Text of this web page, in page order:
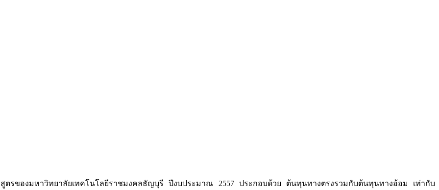
ตรของมหาวิทยาลัยเทคโนโลยีราชมงคลธัญบุรี ปีงบประมาณ 2557 ประกอบด้วย ต้นทุนทางตรงรวมกับต้นทุนทางอ้อม เท่ากับ